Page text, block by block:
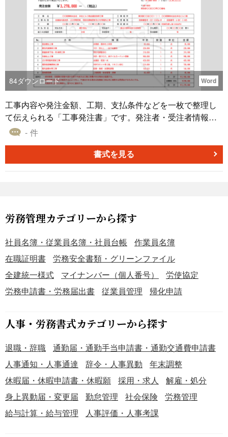
84ダウンロード Word
工事内容や発注金額、工期、支払条件などを一枚で整理し
て伝えられる「工事発注書」です。発注者・受注者情報を
はじめ、工事名、工事場所、工事内容、検収期日、支払条
さらに、工事項目ごとの数量・単価・金額を一覧で管理で
きるため、改修工事や設備工事、内装工事など幅広い案件
の取扱いなどをあらかじめ明確にしておくことで、受発注
当事者間の認識違いやトラブルの予防につながります。 ■
テンプレートの利用シーン ＜オフィス・店舗の改修工事に
＞ 内装工事や設備更新、レイアウト変更などの発注内容を
整理し、施工会社へ依頼する際に活用できます。 ＜複数項
目の工事費を整理したいときに＞ 仮設養生工事や既存内装
解体工事などの費用を一覧で管理できます。 ＜建設・設備
役立ちます。 ■作成・利用時のポイント ＜工事内容を具体
図面番号もあわせて記載すると認識違いの防止につながり
ます。 ＜支払条件・検収条件を明確に＞ 支払方法や支払期
日、検収方法を明記しておくことで、工事完了後の手続き
を円滑に進められます。 ＜見積書との整合性を確認＞ 発注
金額や工事項目が見積書と一致しているかを確認し、誤発
注やトラブルを防止しましょう。 ■テンプレートの利用メ
- 件
書式を見る
労務管理カテゴリーから探す
社員名簿・従業員名簿・社員台帳
作業員名簿
在職証明書
労務安全書類・グリーンファイル
全建統一様式
マイナンバー（個人番号）
労使協定
労務申請書・労務届出書
従業員管理 帰化申請
人事・労務書式カテゴリーから探す
退職・辞職
通勤届・通勤手当申請書・通勤交通費申請書
人事通知・人事通達
辞令・人事異動
年末調整
休暇届・休暇申請書・休暇願
採用・求人
解雇・処分
身上異動届・変更届
勤怠管理 社会保険
労務管理
給与計算・給与管理
人事評価・人事考課